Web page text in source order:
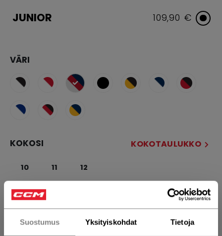
Suostumus Yksityiskohdat Tietoja
JUNIOR 109,90 €
VÄRI
selected
KOKOSI KOKOTAULUKKO
10 11 12
MÄÄRÄ